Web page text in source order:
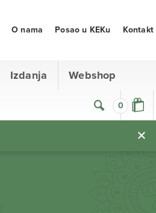
0
Izdanja Webshop
O nama Posao u KEKu Kontakt